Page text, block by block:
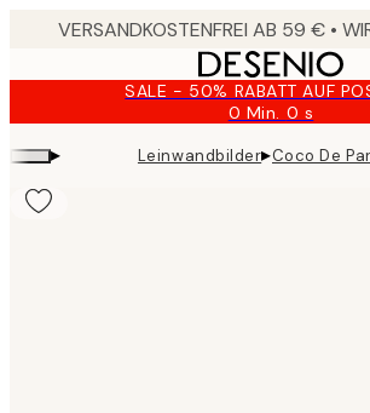
SALE - 50% RABATT AUF
0 Min. 0 s
Gültig
bis:
2026-
▸ Leinwandbilder▸Coco De